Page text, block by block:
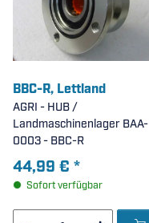
BBC-R, Lettland
AGRI - HUB /
Landmaschinenlager BAA-
0003 - BBC-R
44,99 € *
Sofort verfügbar